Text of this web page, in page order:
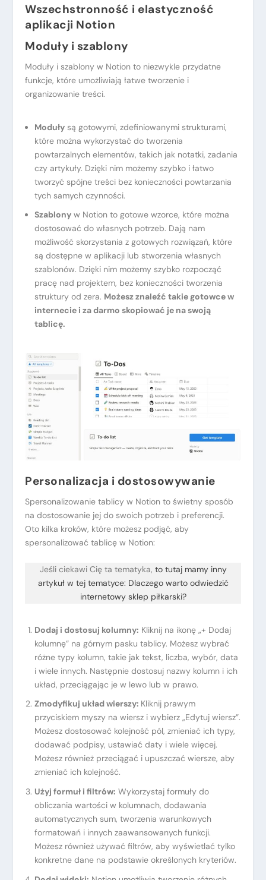
Wszechstronność i elastyczność
aplikacji Notion
Moduły i szablony
Moduły i szablony w Notion to niezwykle przydatne
funkcje, które umożliwiają łatwe tworzenie i
organizowanie treści.
Moduły są gotowymi, zdefiniowanymi strukturami,
które można wykorzystać do tworzenia
powtarzalnych elementów, takich jak notatki, zadania
czy artykuły. Dzięki nim możemy szybko i łatwo
tworzyć spójne treści bez konieczności powtarzania
tych samych czynności.
Szablony w Notion to gotowe wzorce, które można
dostosować do własnych potrzeb. Dają nam
możliwość skorzystania z gotowych rozwiązań, które
są dostępne w aplikacji lub stworzenia własnych
szablonów. Dzięki nim możemy szybko rozpocząć
pracę nad projektem, bez konieczności tworzenia
struktury od zera. Możesz znaleźć takie gotowce w
internecie i za darmo skopiować je na swoją
tablicę.
Personalizacja i dostosowywanie
Spersonalizowanie tablicy w Notion to świetny sposób
na dostosowanie jej do swoich potrzeb i preferencji.
Oto kilka kroków, które możesz podjąć, aby
spersonalizować tablicę w Notion:
Jeśli ciekawi Cię ta tematyka, to tutaj mamy inny
artykuł w tej tematyce: Dlaczego warto odwiedzić
internetowy sklep piłkarski?
Dodaj i dostosuj kolumny: Kliknij na ikonę „+ Dodaj
kolumnę” na górnym pasku tablicy. Możesz wybrać
różne typy kolumn, takie jak tekst, liczba, wybór, data
i wiele innych. Następnie dostosuj nazwy kolumn i ich
układ, przeciągając je w lewo lub w prawo.
Zmodyfikuj układ wierszy: Kliknij prawym
przyciskiem myszy na wiersz i wybierz „Edytuj wiersz”.
Możesz dostosować kolejność pól, zmieniać ich typy,
dodawać podpisy, ustawiać daty i wiele więcej.
Możesz również przeciągać i upuszczać wiersze, aby
zmieniać ich kolejność.
Użyj formuł i filtrów: Wykorzystaj formuły do
obliczania wartości w kolumnach, dodawania
automatycznych sum, tworzenia warunkowych
formatowań i innych zaawansowanych funkcji.
Możesz również używać filtrów, aby wyświetlać tylko
konkretne dane na podstawie określonych kryteriów.